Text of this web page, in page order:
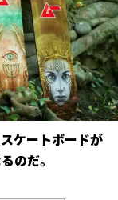
ケートボードが
のだ。